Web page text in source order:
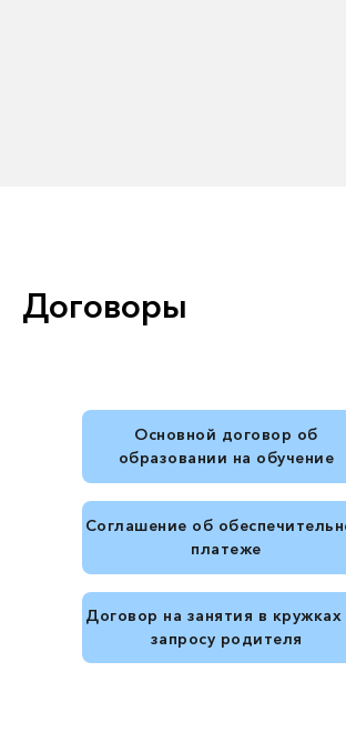
Договоры
Договор на занятия в кружках
запросу родителя
Соглашение об
платеже
Основной договор об
образовании на обучение